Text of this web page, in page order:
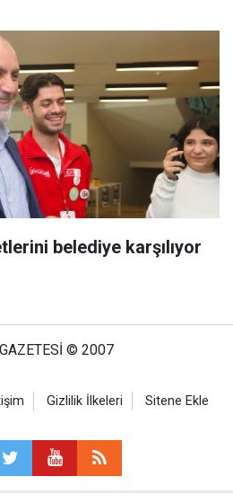
belediye karşılıyor
© 2007
Gizlilik İlkeleri Sitene Ekle